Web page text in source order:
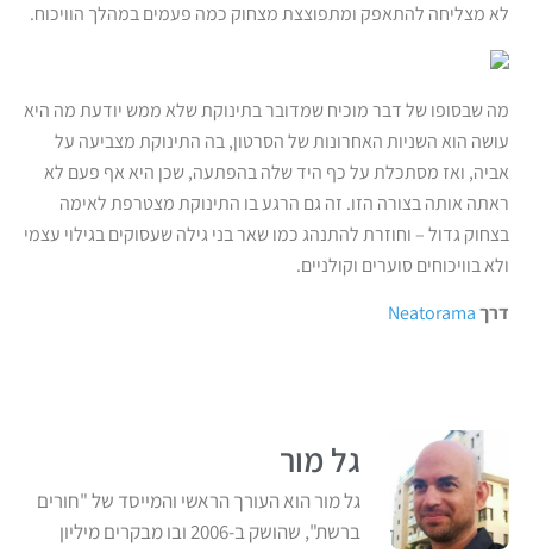
לא מצליחה להתאפק ומתפוצצת מצחוק כמה פעמים במהלך הוויכוח.
מה שבסופו של דבר מוכיח שמדובר בתינוקת שלא ממש יודעת מה היא
עושה הוא השניות האחרונות של הסרטון, בה התינוקת מצביעה על
אביה, ואז מסתכלת על כף היד שלה בהפתעה, שכן היא אף פעם לא
ראתה אותה בצורה הזו. זה גם הרגע בו התינוקת מצטרפת לאימה
בצחוק גדול – וחוזרת להתנהג כמו שאר בני גילה שעסוקים בגילוי עצמי
ולא בוויכוחים סוערים וקולניים.
דרךNeatorama
גל מור
גל מור הוא העורך הראשי והמייסד של "חורים
ברשת", שהושק ב-2006 ובו מבקרים מיליון